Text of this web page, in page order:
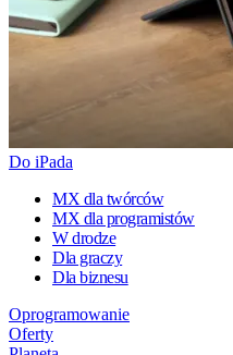
Do iPada
MX dla twórców
MX dla programistów
W drodze
Dla graczy
Dla biznesu
Oprogramowanie
Oferty